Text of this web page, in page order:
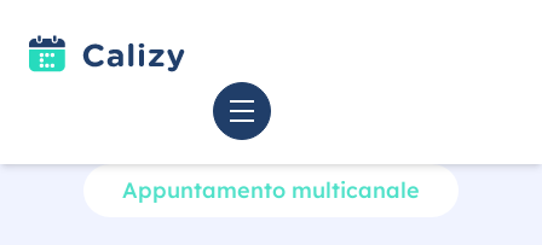
Appuntamento multicanale